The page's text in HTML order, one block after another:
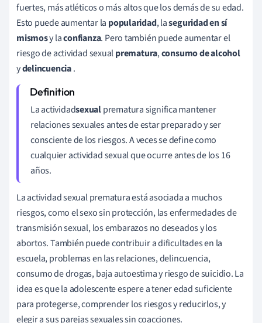
fuertes, más atléticos o más altos que los demás de su edad.
Esto puede aumentar la popularidad, laseguridad en sí
mismosy laconfianza. Pero también puede aumentar el
riesgo de actividad sexualprematura,consumo de alcohol
ydelincuencia.
La actividadsexualprematura significa mantener
relaciones sexuales antes de estar preparado y ser
consciente de los riesgos. A veces se define como
cualquier actividad sexual que ocurre antes de los 16
años.
La actividad sexual prematura está asociada a muchos
riesgos, como el sexo sin protección, las enfermedades de
transmisión sexual, los embarazos no deseados y los
abortos. También puede contribuir a dificultades en la
escuela, problemas en las relaciones, delincuencia,
consumo de drogas, baja autoestima y riesgo de suicidio. La
idea es que la adolescente espere a tener edad suficiente
para protegerse, comprender los riesgos y reducirlos, y
elegir a sus parejas sexuales sin coacciones.